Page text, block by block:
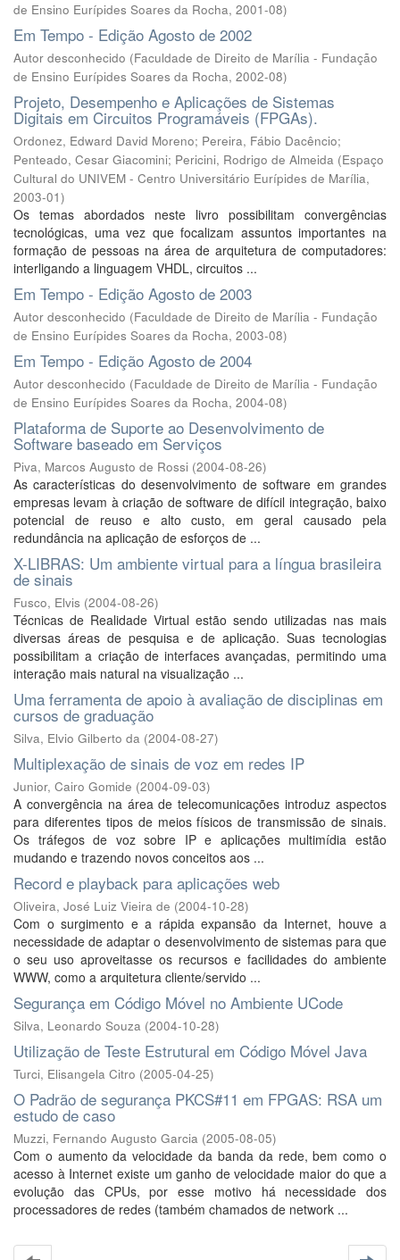
de Ensino Eurípides Soares da Rocha, 2001-08)
Em Tempo - Edição Agosto de 2002
Autor desconhecido (Faculdade de Direito de Marília - Fundação
de Ensino Eurípides Soares da Rocha, 2002-08)
Projeto, Desempenho e Aplicações de Sistemas
Digitais em Circuitos Programáveis (FPGAs).
Ordonez, Edward David Moreno; Pereira, Fábio Dacêncio;
Penteado, Cesar Giacomini; Pericini, Rodrigo de Almeida (Espaço
Cultural do UNIVEM - Centro Universitário Eurípides de Marília,
2003-01)
Os temas abordados neste livro possibilitam convergências
tecnológicas, uma vez que focalizam assuntos importantes na
formação de pessoas na área de arquitetura de computadores:
interligando a linguagem VHDL, circuitos ...
Em Tempo - Edição Agosto de 2003
Autor desconhecido (Faculdade de Direito de Marília - Fundação
de Ensino Eurípides Soares da Rocha, 2003-08)
Em Tempo - Edição Agosto de 2004
Autor desconhecido (Faculdade de Direito de Marília - Fundação
de Ensino Eurípides Soares da Rocha, 2004-08)
Plataforma de Suporte ao Desenvolvimento de
Software baseado em Serviços
Piva, Marcos Augusto de Rossi (2004-08-26)
As características do desenvolvimento de software em grandes
empresas levam à criação de software de difícil integração, baixo
potencial de reuso e alto custo, em geral causado pela
redundância na aplicação de esforços de ...
X-LIBRAS: Um ambiente virtual para a língua brasileira
de sinais
Fusco, Elvis (2004-08-26)
Técnicas de Realidade Virtual estão sendo utilizadas nas mais
diversas áreas de pesquisa e de aplicação. Suas tecnologias
possibilitam a criação de interfaces avançadas, permitindo uma
interação mais natural na visualização ...
Uma ferramenta de apoio à avaliação de disciplinas em
cursos de graduação
Silva, Elvio Gilberto da (2004-08-27)
Multiplexação de sinais de voz em redes IP
Junior, Cairo Gomide (2004-09-03)
A convergência na área de telecomunicações introduz aspectos
para diferentes tipos de meios físicos de transmissão de sinais.
Os tráfegos de voz sobre IP e aplicações multimídia estão
mudando e trazendo novos conceitos aos ...
Record e playback para aplicações web
Oliveira, José Luiz Vieira de (2004-10-28)
Com o surgimento e a rápida expansão da Internet, houve a
necessidade de adaptar o desenvolvimento de sistemas para que
o seu uso aproveitasse os recursos e facilidades do ambiente
WWW, como a arquitetura cliente/servido ...
Segurança em Código Móvel no Ambiente UCode
Silva, Leonardo Souza (2004-10-28)
Utilização de Teste Estrutural em Código Móvel Java
Turci, Elisangela Citro (2005-04-25)
O Padrão de segurança PKCS#11 em FPGAS: RSA um
estudo de caso
Muzzi, Fernando Augusto Garcia (2005-08-05)
Com o aumento da velocidade da banda da rede, bem como o
acesso à Internet existe um ganho de velocidade maior do que a
evolução das CPUs, por esse motivo há necessidade dos
processadores de redes (também chamados de network ...